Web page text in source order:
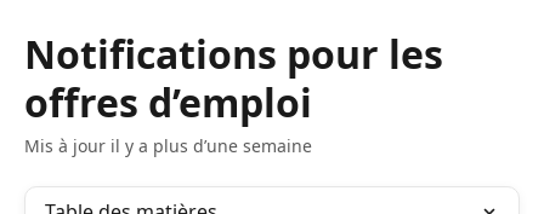
Notifications pour les
offres d’emploi
Mis à jour il y a plus d’une semaine